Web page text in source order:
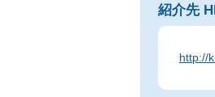
紹介先
http://